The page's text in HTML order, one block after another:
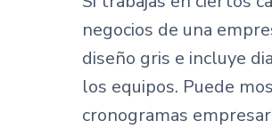
negocios de una
diseño gris e incluye
los equipos. Puede
cronogramas